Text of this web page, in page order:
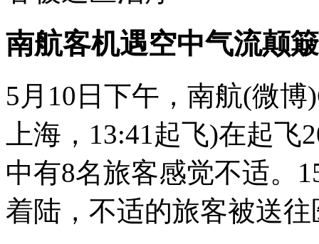
南航客机遇空中气流颠
5月10日下午，南航(微博
上海，13:41起飞)在起
中有8名旅客感觉不适。
着陆，不适的旅客被送